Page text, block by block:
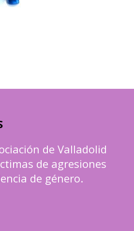
de Valladolid
de agresiones
de género.